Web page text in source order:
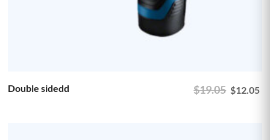
Double sidedd $19.05 $12.05